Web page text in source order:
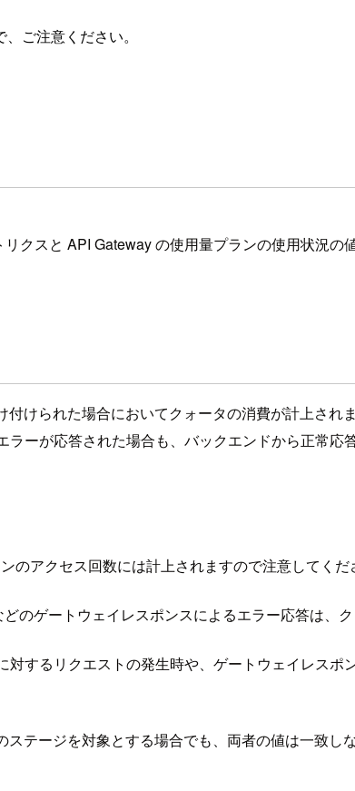
ご注意ください。
クスと API Gateway の使用量プランの使用状況の
けられた場合においてクォータの消費が計上されま
ーが応答された場合も、バックエンドから正常応
アクセス回数には計上されますので注意してくだ
ゲートウェイレスポンスによるエラー応答は、ク
するリクエストの発生時や、ゲートウェイレスポ
テージを対象とする場合でも、両者の値は一致し